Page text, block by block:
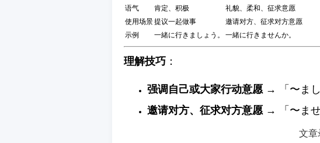
语气
肯定、积极
礼貌、柔和、征求意愿
使用场景提议一起做事
邀请对方、征求对方意愿
示例
一緒に行きましょう。 一緒に行きませんか。
理解技巧 ：
强调自己或大家行动意愿→ 「〜まし
邀请对方、征求对方意愿→ 「〜ませ
文